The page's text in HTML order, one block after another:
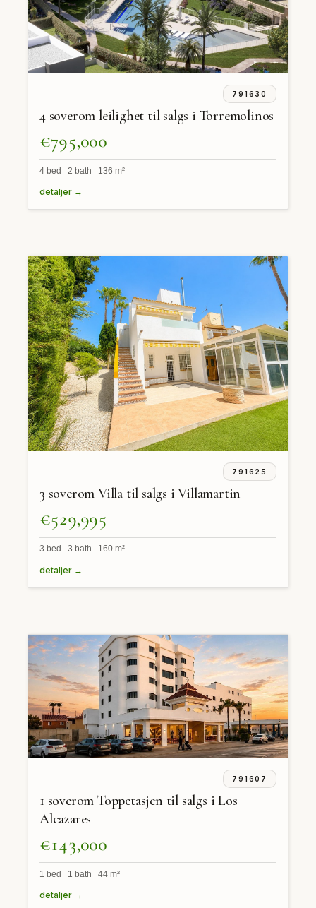
791630
4 soverom leilighet til salgs i Torremolinos
€795,000
4 bed 2 bath 136 m²
detaljer →
791625
3 soverom Villa til salgs i Villamartin
€529,995
3 bed 3 bath 160 m²
detaljer →
791607
1 soverom Toppetasjen til salgs i Los
Alcazares
€143,000
1 bed 1 bath 44 m²
detaljer →